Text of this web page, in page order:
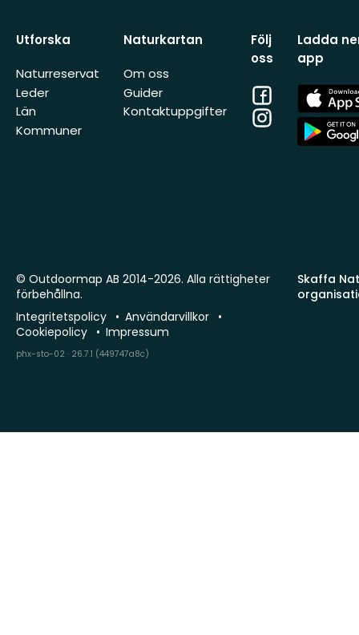
Utforska
Naturreservat
Leder
Län
Kommuner
Naturkartan
Om oss
Guider
Kontaktuppgifter
Följ
oss
Facebook
Instagram
Ladda
app
App
Store
App
Store
Skaffa
© Outdoormap AB 2014-2026. Alla rättigheter
förbehållna.
Integritetspolicy
Användarvillkor
Cookiepolicy
Impressum
phx-sto-02 · 26.7.1 (449747a8c)